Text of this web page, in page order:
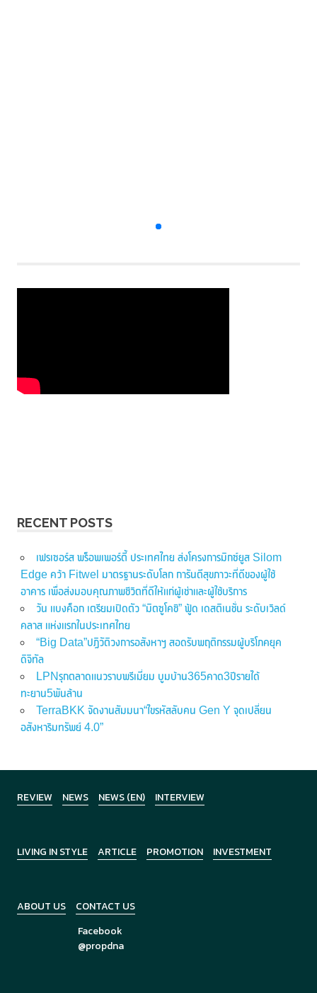
RECENT POSTS
เฟรเซอร์ส พร็อพเพอร์ตี้ ประเทศไทย ส่งโครงการมิกซ์ยูส Silom
Edge คว้า Fitwel มาตรฐานระดับโลก การันตีสุขภาวะที่ดีของผู้ใช้
อาคาร เพื่อส่งมอบคุณภาพชีวิตที่ดีให้แก่ผู้เช่าและผู้ใช้บริการ
วัน แบงค็อก เตรียมเปิดตัว “มิตซูโคชิ” ฟู้ด เดสติเนชั่น ระดับเวิลด์
คลาส แห่งแรกในประเทศไทย
“Big Data”ปฏิวัติวงการอสังหาฯ สอดรับพฤติกรรมผู้บริโภคยุค
ดิจิทัล
LPNรุกตลาดแนวราบพรีเมี่ยม บูมบ้าน365คาด3ปีรายได้
ทะยาน5พันล้าน
TerraBKK จัดงานสัมมนา“ไขรหัสลับคน Gen Y จุดเปลี่ยน
อสังหาริมทรัพย์ 4.0”
REVIEW NEWS NEWS (EN) INTERVIEW
LIVING IN STYLE ARTICLE PROMOTION INVESTMENT
ABOUT US
CONTACT US
Facebook
@propdna